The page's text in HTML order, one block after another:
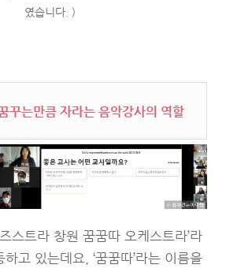
였습니다. )
꾸는만큼 자라는 음악강사의 역할
스트라 창원 꿈꿈따 오케스트라’라
고 있는데요, ‘꿈꿈따’라는 이름을